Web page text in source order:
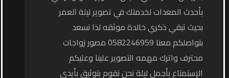
بأحدث المعدات لخدمتك في تصوير ليلة العمر
بحيث تبقي ذكري خالدة موثقه لذا نسعد
بتواصلكم معنا 0582246959 مصور زواجات
محترف واترك مهمه التصوير علينا وعليكم
الإستمتاع بأجمل ليلة نحن نقوم بتوثيق بأيدي